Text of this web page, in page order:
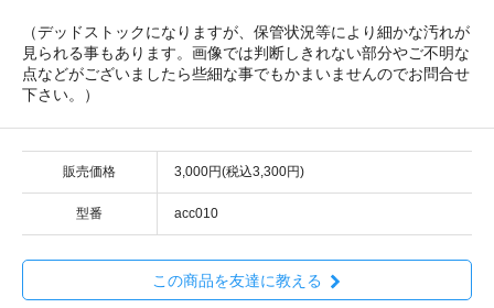
（デッドストックになりますが、保管状況等により細かな汚れが
見られる事もあります。画像では判断しきれない部分やご不明な
点などがございましたら些細な事でもかまいませんのでお問合せ
下さい。）
販売価格 3,000円(税込3,300円)
型番 acc010
この商品を友達に教える